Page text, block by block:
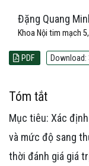
Đặng Quang
Khoa Nội tim mạch
PDF Download:
Tóm tắt
Mục tiêu: Xác
và mức độ sang
thời đánh giá giá